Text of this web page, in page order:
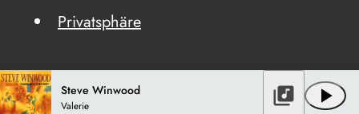
Privatsphäre
Steve Winwood
Valerie play_arrow
library_music